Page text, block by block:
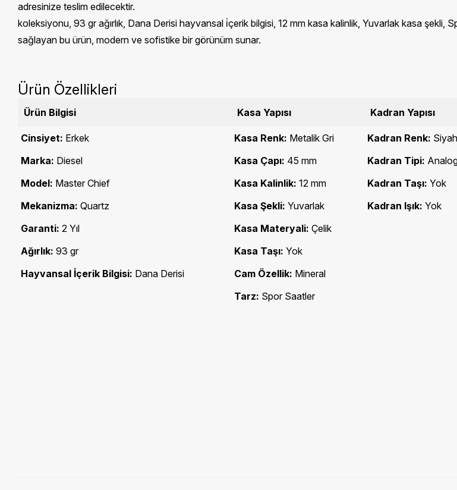
adresinize teslim edilecektir.
koleksiyonu, 93 gr ağırlık, Dana Derisi hayvansal i̇çerik bilgisi, 12 mm kasa kalinlik, Yuvarlak kasa
sağlayan bu ürün, modern ve sofistike bir görünüm sunar.
Ürün Özellikleri
Ürün Bilgisi Kasa Yapısı Kadran Yapısı
Cinsiyet: Erkek Kasa Renk: Metalik Gri Kadran Renk: Siyah
Marka: Diesel Kasa Çapı: 45 mm Kadran Tipi:
Model: Master Chief Kasa Kalinlik: 12 mm Kadran Taşı: Yok
Mekanizma: Quartz Kasa Şekli: Yuvarlak Kadran Işık: Yok
Garanti: 2 Yıl Kasa Materyali: Çelik
Ağırlık: 93 gr Kasa Taşı: Yok
Hayvansal İçerik Bilgisi: Dana Derisi Cam Özellik: Mineral
Tarz: Spor Saatler